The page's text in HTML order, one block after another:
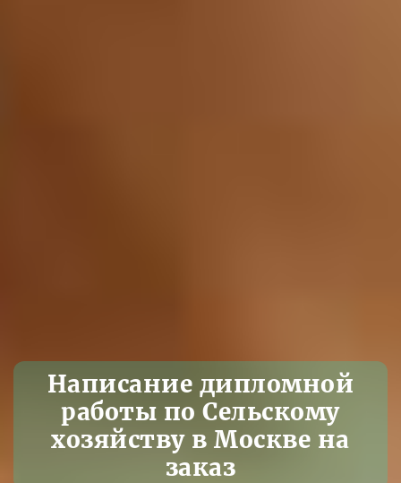
Написание дипломной
работы по Сельскому
хозяйству в Москве на
заказ